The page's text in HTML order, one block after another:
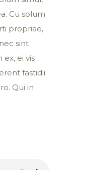
Cu solum
propriae,
sint
ei vis
fastidii
Qui in